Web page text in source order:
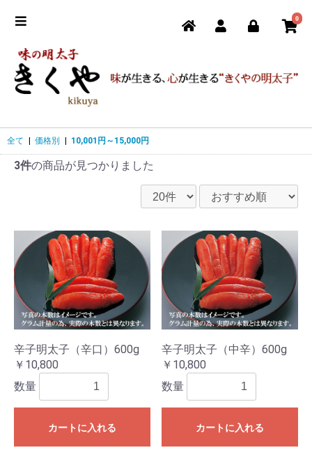
0
全て | 価格別 | 10,001円～15,000円
3件の商品が見つかりました
辛子明太子（辛口）600g
￥10,800
数量
カートに入れる
辛子明太子（中辛）600g
￥10,800
数量
カートに入れる